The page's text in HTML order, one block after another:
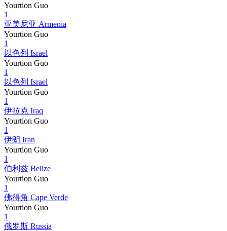
Yourtion Guo
1
亚美尼亚 Armenia
Yourtion Guo
1
以色列 Israel
Yourtion Guo
1
以色列 Israel
Yourtion Guo
1
伊拉克 Iraq
Yourtion Guo
1
伊朗 Iran
Yourtion Guo
1
伯利兹 Belize
Yourtion Guo
1
佛得角 Cape Verde
Yourtion Guo
1
俄罗斯 Russia